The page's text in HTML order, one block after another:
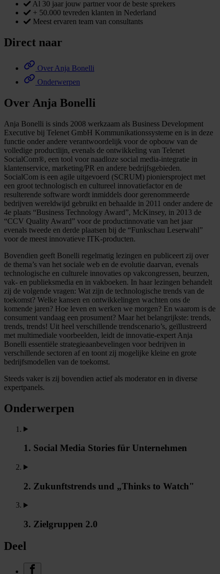
Al 30 jaar jouw partner voor de beste sprekers
+ 50.000 tevreden klanten in Nederland
Meest ervaren team van consultants
Direct naar
Over Anja Bonelli
Onderwerpen
Over Anja Bonelli
Anja Bonelli is sinds 2008 werkzaam als Business Development
Executive bij Telenet GmbH Kommunikationssysteme en is in deze
functie onder andere verantwoordelijk voor de opbouw van de
volledige productlijn, evenals de ontwikkeling van Telenet
SocialCom®, een tool voor naadloze social media-integratie in
klantenservice, marketing/PR en andere bedrijfsgebieden.
SocialCom is een agile uitgevoerd (SCRUM) pioniersproject met
een groot technologisch en cultureel innovatiefactor en de
resulterende software wordt inmiddels door gerenommeerde
bedrijven wereldwijd gebruikt en behaalde in 2011 onder andere de
4e plaats “Business Technology Award”, McKinsey, in 2013 de
“CCV Quality Award” voor de productinnovatie van het jaar
evenals tweede en derde plaatsen bij de “Funkschau Leserwahl”
voor de meest innovatieve ITK-producten.
Bovendien geeft Bonelli regelmatig lezingen en publiceert zij over
de thema’s van het sociale web en de evolutie daarvan, evenals
technologische en culturele innovaties op vakcongressen, beurzen,
vak- en publieksmedia en in vakboeken. In haar lezingen behandelt
zij de volgende vragen: Wat zijn de technologische trends van de
toekomst? Welke kansen en ontwikkelingen wachten ons de
komende jaren? Hoe leven en werken we morgen? En waarom is de
consument vandaag een prosument? Maar het belangrijkste: trends,
trends, trends! Uit heel verschillende trendscenario’s, geïllustreerd
met multimediale voorbeelden, leidt de innovatie-expert Anja
Bonelli essentiële strategieaanbevelingen voor bedrijven in
verschillende sectoren af en toont zij mogelijke kleine en grote
bedrijfsmodellen van de toekomst.
Steeds vaker is zij bovendien actief als moderator en in diverse
expertpanels.
Onderwerpen
1. Social Media Stories für Unternehmen
2. Zukunftstrends und „Thinks to Watch"
3. Zielgruppen 2.0
Deel